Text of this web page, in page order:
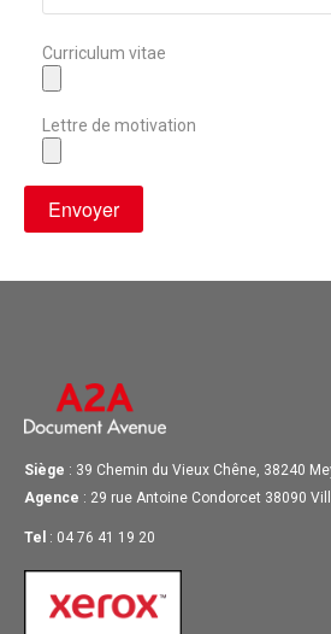
Curriculum vitae
Lettre de motivation
Siège : 39 Chemin du Vieux Chêne, 38240
Agence : 29 rue Antoine Condorcet 38090
Tel : 04 76 41 19 20